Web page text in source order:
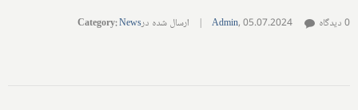
Admin,05.07.2024
| ارسال شده در Category:News 0 دیدگاه